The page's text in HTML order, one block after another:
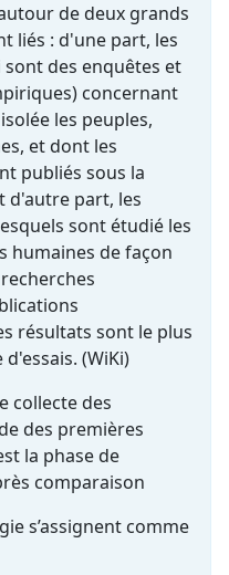
de deux grands
liés : d'une part, les
sont des enquêtes et
concernant
les peuples,
et dont les
publiés sous la
d'autre part, les
sont étudié les
humaines de façon
résultats sont le plus
(WiKi)
collecte des
des premières
la phase de
comparaison
s’assignent comme